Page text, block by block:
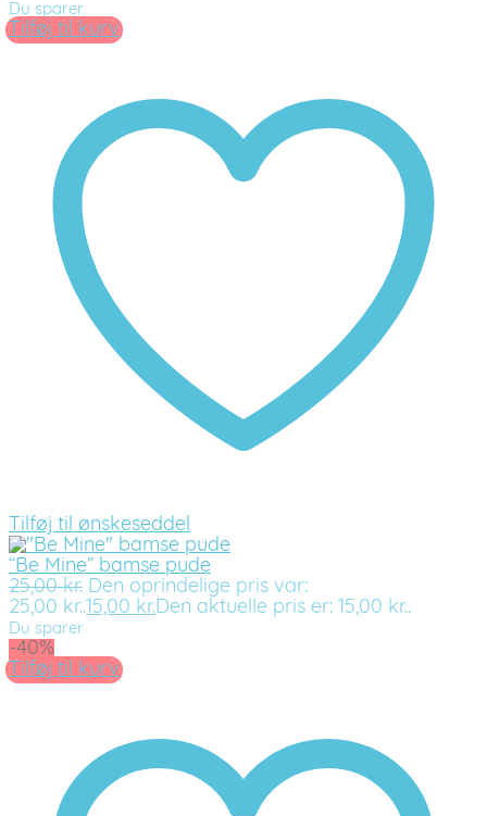
Du sparer
Tilføj til kurv
Tilføj til ønskeseddel
“Be Mine” bamse pude
25,00kr. Den oprindelige pris var:
25,00 kr..15,00 kr.Den aktuelle pris er: 15,00 kr..
Du sparer
-40%
Tilføj til kurv